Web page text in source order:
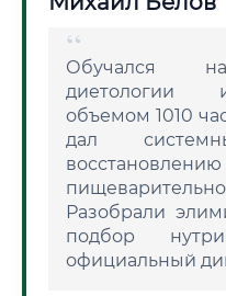
Обучался на
диетологии
объемом 1010
дал
Разобрали
подбор
официальный